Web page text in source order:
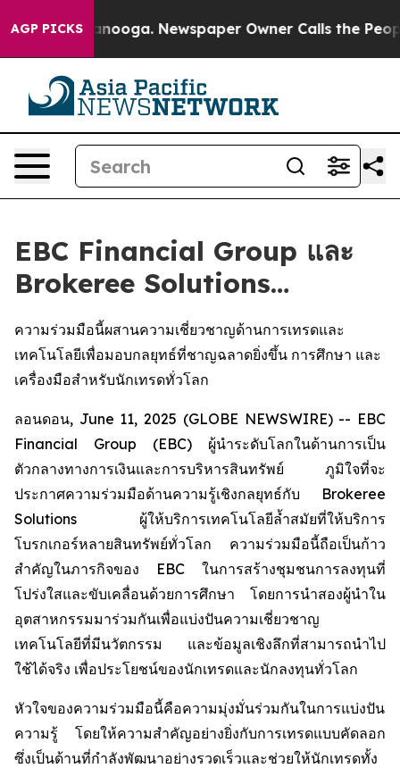
AGP PICKS Newspaper Owner Calls the People
EBC Financial Group และ
Brokeree Solutions…
ความร่วมมือนี้ผสานความเชี่ยวชาญด้านการเทรดและ
เทคโนโลยีเพื่อมอบกลยุทธ์ที่ชาญฉลาดยิ่งขึ้น การศึกษา และ
เครื่องมือสำหรับนักเทรดทั่วโลก
ลอนดอน, June 11, 2025 (GLOBE NEWSWIRE) -- EBC
Financial Group (EBC) ผู้นำระดับโลกในด้านการเป็น
ตัวกลางทางการเงินและการบริหารสินทรัพย์ ภูมิใจที่จะ
ประกาศความร่วมมือด้านความรู้เชิงกลยุทธ์กับ Brokeree
Solutions ผู้ให้บริการเทคโนโลยีล้ำสมัยที่ให้บริการ
โบรกเกอร์หลายสินทรัพย์ทั่วโลก ความร่วมมือนี้ถือเป็นก้าว
สำคัญในภารกิจของ EBC ในการสร้างชุมชนการลงทุนที่
โปร่งใสและขับเคลื่อนด้วยการศึกษา โดยการนำสองผู้นำใน
อุตสาหกรรมมาร่วมกันเพื่อแบ่งปันความเชี่ยวชาญ
เทคโนโลยีที่มีนวัตกรรม และข้อมูลเชิงลึกที่สามารถนำไป
ใช้ได้จริง เพื่อประโยชน์ของนักเทรดและนักลงทุนทั่วโลก
หัวใจของความร่วมมือนี้คือความมุ่งมั่นร่วมกันในการแบ่งปัน
ความรู้ โดยให้ความสำคัญอย่างยิ่งกับการเทรดแบบคัดลอก
ซึ่งเป็นด้านที่กำลังพัฒนาอย่างรวดเร็วและช่วยให้นักเทรดทั้ง